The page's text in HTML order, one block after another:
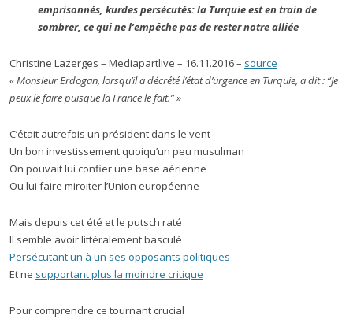
emprisonnés, kurdes persécutés: la Turquie est en train de
sombrer, ce qui ne l’empêche pas de rester notre alliée
Christine Lazerges – Mediapartlive – 16.11.2016 – source
« Monsieur Erdogan, lorsqu’il a décrété l’état d’urgence en Turquie, a dit : “Je
peux le faire puisque la France le fait.” »
C’était autrefois un président dans le vent
Un bon investissement quoiqu’un peu musulman
On pouvait lui confier une base aérienne
Ou lui faire miroiter l’Union européenne
Mais depuis cet été et le putsch raté
Il semble avoir littéralement basculé
Persécutant un à un ses opposants politiques
Et ne supportant plus la moindre critique
Pour comprendre ce tournant crucial